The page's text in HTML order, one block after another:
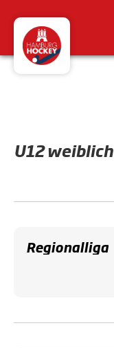
U12 weiblich
Regionalliga